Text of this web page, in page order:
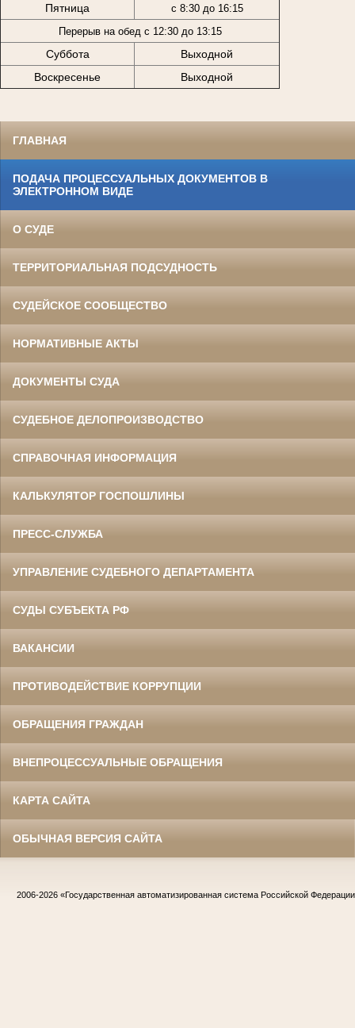
Пятница
с 8:30 до 16:15
Перерыв на обед с 12:30 до 13:15
Суббота
Выходной
Воскресенье
Выходной
ГЛАВНАЯ
ПОДАЧА ПРОЦЕССУАЛЬНЫХ ДОКУМЕНТОВ В
ЭЛЕКТРОННОМ ВИДЕ
О СУДЕ
ТЕРРИТОРИАЛЬНАЯ ПОДСУДНОСТЬ
СУДЕЙСКОЕ СООБЩЕСТВО
НОРМАТИВНЫЕ АКТЫ
ДОКУМЕНТЫ СУДА
СУДЕБНОЕ ДЕЛОПРОИЗВОДСТВО
СПРАВОЧНАЯ ИНФОРМАЦИЯ
КАЛЬКУЛЯТОР ГОСПОШЛИНЫ
ПРЕСС-СЛУЖБА
УПРАВЛЕНИЕ СУДЕБНОГО ДЕПАРТАМЕНТА
СУДЫ СУБЪЕКТА РФ
ВАКАНСИИ
ПРОТИВОДЕЙСТВИЕ КОРРУПЦИИ
ОБРАЩЕНИЯ ГРАЖДАН
ВНЕПРОЦЕССУАЛЬНЫЕ ОБРАЩЕНИЯ
КАРТА САЙТА
ОБЫЧНАЯ ВЕРСИЯ САЙТА
2006-2026 «Государственная автоматизированная система Российской